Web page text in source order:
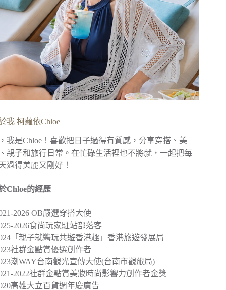
我 柯蘿依Chloe
我是Chloe！喜歡把日子過得有質感，分享穿搭、美
親子和旅行日常。在忙碌生活裡也不將就，一起把每
過得美麗又剛好！
Chloe的經歷
2026 OB嚴選穿搭大使
2026食尚玩家駐站部落客
「親子就醬玩共遊香港趣」 香港旅遊發展局
社群金點賞優選創作者
潮WAY台南觀光宣傳大使(台南市觀旅局)
2022社群金點賞美妝時尚影響力創作者金獎
高雄大立百貨週年慶廣告